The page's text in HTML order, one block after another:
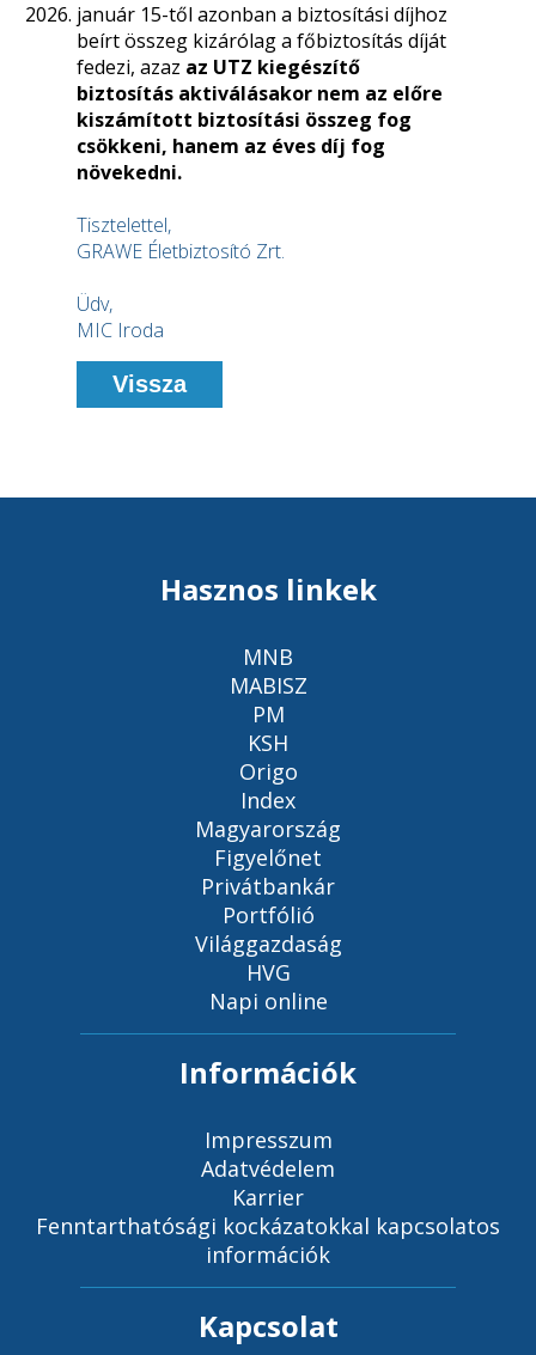
január 15-től azonban a biztosítási díjhoz
beírt összeg kizárólag a főbiztosítás díját
fedezi, azaz az UTZ kiegészítő
biztosítás aktiválásakor nem az előre
kiszámított biztosítási összeg fog
csökkeni, hanem az éves díj fog
növekedni.
Tisztelettel,
GRAWE Életbiztosító Zrt.
Üdv,
MIC Iroda
Vissza
Hasznos linkek
MNB
MABISZ
PM
KSH
Origo
Index
Magyarország
Figyelőnet
Privátbankár
Portfólió
Világgazdaság
HVG
Napi online
Információk
Impresszum
Adatvédelem
Karrier
Fenntarthatósági kockázatokkal kapcsolatos
információk
Kapcsolat